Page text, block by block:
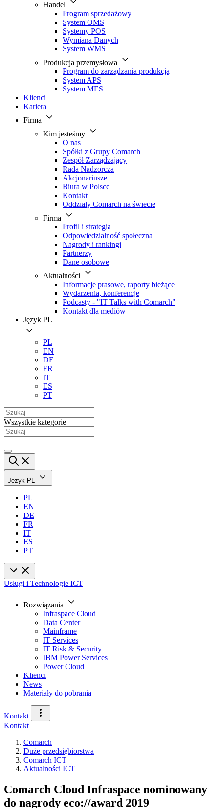
Handel
Program sprzedażowy
System OMS
Systemy POS
Wymiana Danych
System WMS
Produkcja przemysłowa
Program do zarządzania produkcją
System APS
System MES
Klienci
Kariera
Firma
Kim jesteśmy
O nas
Spółki z Grupy Comarch
Zespół Zarządzający
Rada Nadzorcza
Akcjonariusze
Biura w Polsce
Kontakt
Oddziały Comarch na świecie
Firma
Profil i strategia
Odpowiedzialność społeczna
Nagrody i rankingi
Partnerzy
Dane osobowe
Aktualności
Informacje prasowe, raporty bieżące
Wydarzenia, konferencje
Podcasty - "IT Talks with Comarch"
Kontakt dla mediów
Język PL
PL
EN
DE
FR
IT
ES
PT
Wszystkie kategorie
Język PL
PL
EN
DE
FR
IT
ES
PT
Usługi i Technologie ICT
Rozwiązania
Infraspace Cloud
Data Center
Mainframe
IT Services
IT Risk & Security
IBM Power Services
Power Cloud
Klienci
News
Materiały do pobrania
Kontakt
Kontakt
Comarch
Duże przedsiębiorstwa
Comarch ICT
Aktualności ICT
Comarch Cloud Infraspace nominowany
do nagrody eco://award 2019